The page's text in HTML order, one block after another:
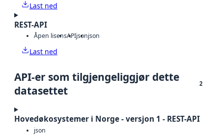
Last ned
REST-API
Åpen lisensAPIjsonjson
Last ned
API-er som tilgjengeliggjør dette
datasettet
2
Hovedøkosystemer i Norge - versjon 1 - REST-API
json